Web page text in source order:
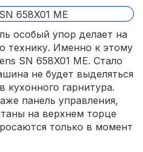
особый упор делает на
технику. Именно к этому
SN 658X01 ME. Стало
не будет выделяться
кухонного гарнитура.
панель управления,
на верхнем торце
только в момент